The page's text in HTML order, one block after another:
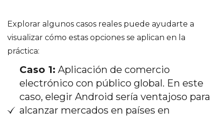
Explorar algunos casos reales puede ayudarte a
visualizar cómo estas opciones se aplican en la
práctica:
Caso 1: Aplicación de comercio
electrónico con público global. En este
caso, elegir Android sería ventajoso para
alcanzar mercados en países en